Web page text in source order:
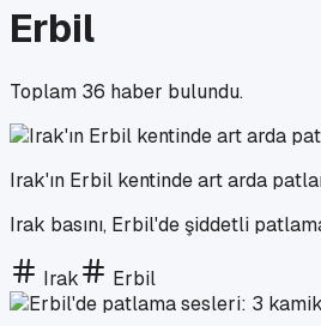
Erbil
Toplam 36 haber bulundu.
Irak'ın Erbil kentinde art arda
Irak basını, Erbil'de şiddetli
Irak Erbil